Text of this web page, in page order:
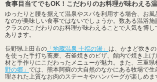
食事目当てでもOK！こだわりのお料理が味わえる
ゆったりと腰を据えて温泉やスパを利用する場合、お
なのが美味しい食事ではないでしょうか。数ある温浴
クラスのこだわりのお料理が味わえることで人気を博し
あります。
長野県上田市の 「地蔵温泉 十福の湯」 は、かまど炊き
を使った手打ち蕎麦、石釜焼きのピザ、館内で焼き上
材と手作りにこだわったメニューが魅力。また、三重県
野の郷」 では、熊本阿蘇の大自然のなかにある牧場で
理された上質なお肉のステーキやハンバーグが楽しめま